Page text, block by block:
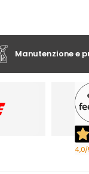
Manutenzione e
4,0/